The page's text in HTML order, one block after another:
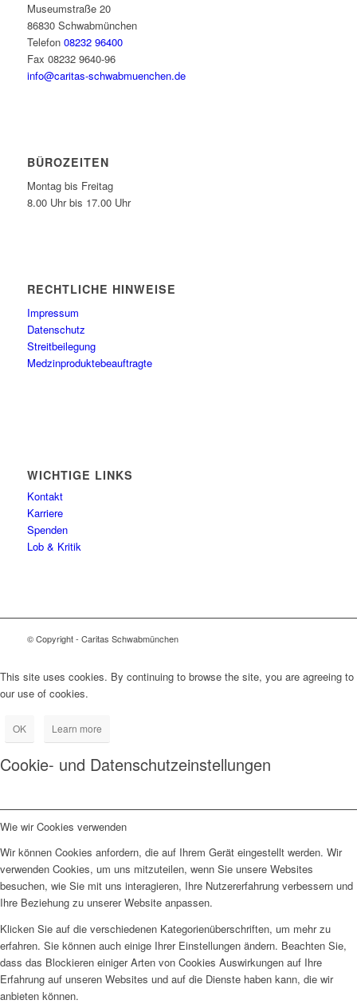
Museumstraße 20
86830 Schwabmünchen
Telefon 08232 96400
Fax 08232 9640-96
info@caritas-schwabmuenchen.de
BÜROZEITEN
Montag bis Freitag
8.00 Uhr bis 17.00 Uhr
RECHTLICHE HINWEISE
Impressum
Datenschutz
Streitbeilegung
Medzinproduktebeauftragte
WICHTIGE LINKS
Kontakt
Karriere
Spenden
Lob & Kritik
© Copyright - Caritas Schwabmünchen
This site uses cookies. By continuing to browse the site, you are agreeing to
our use of cookies.
OK Learn more
Cookie- und Datenschutzeinstellungen
Wie wir Cookies verwenden
Wir können Cookies anfordern, die auf Ihrem Gerät eingestellt werden. Wir
verwenden Cookies, um uns mitzuteilen, wenn Sie unsere Websites
besuchen, wie Sie mit uns interagieren, Ihre Nutzererfahrung verbessern und
Ihre Beziehung zu unserer Website anpassen.
Klicken Sie auf die verschiedenen Kategorienüberschriften, um mehr zu
erfahren. Sie können auch einige Ihrer Einstellungen ändern. Beachten Sie,
dass das Blockieren einiger Arten von Cookies Auswirkungen auf Ihre
Erfahrung auf unseren Websites und auf die Dienste haben kann, die wir
anbieten können.